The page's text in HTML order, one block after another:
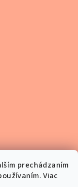
prechádzaním
Viac